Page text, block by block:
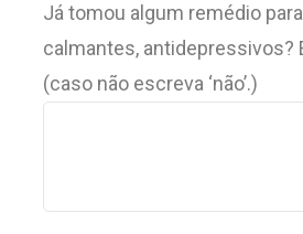
Já tomou algum remédio
calmantes, antidepressivos?
(caso não escreva ‘não’.)